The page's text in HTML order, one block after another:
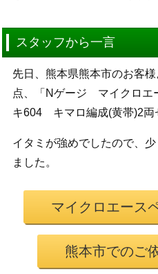
スタッフから一言
先日、熊本県熊本市のお客
点、「Nゲージ マイクロ
キ604 キマロ編成(黄帯)2両
イタミが強めでしたので、
ました。
マイクロエース
熊本市でのご